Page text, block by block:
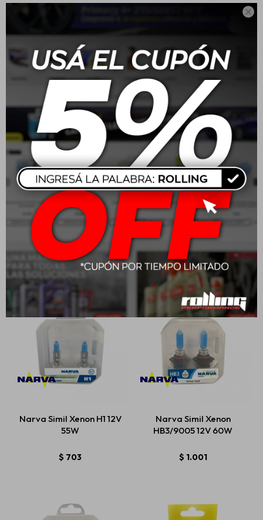

$654
Halogena Longlife H11
PGJ19-2 12V 55W
$659
Narva Simil Xenon H3 12V
55W
$679
Narva Simil Xenon HB4
(9006) 12V 55W
$990
Narva Simil Xenon H1 12V
55W
$ 703
Narva Simil Xenon
HB3/9005 12V 60W
$ 1.001